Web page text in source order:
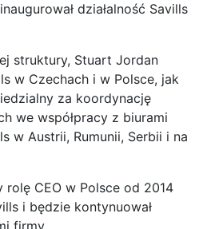
działalność Savills
struktury, Stuart Jordan
w Czechach i w Polsce, jak
za koordynację
we współpracy z biurami
w Austrii, Rumunii, Serbii i na
rolę CEO w Polsce od 2014
i będzie kontynuował